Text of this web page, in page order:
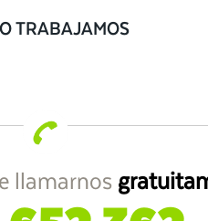
TRABAJAMOS
llamarnos